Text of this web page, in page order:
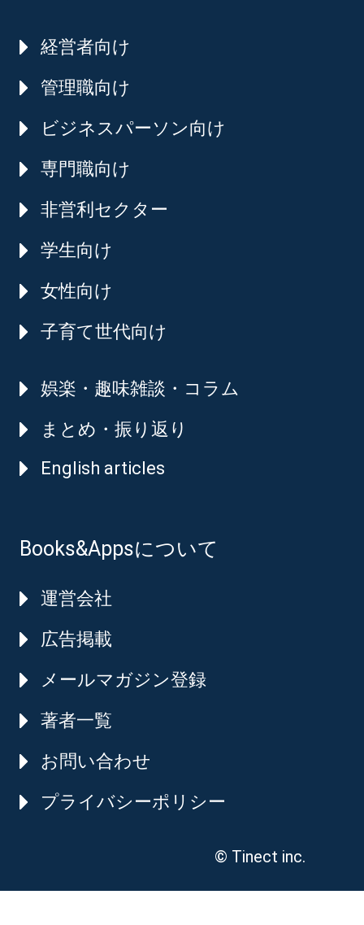
経営者向け
管理職向け
ビジネスパーソン向け
専門職向け
非営利セクター
学生向け
女性向け
子育て世代向け
娯楽・趣味雑談・コラム
まとめ・振り返り
English articles
Books&Appsについて
運営会社
広告掲載
メールマガジン登録
著者一覧
お問い合わせ
プライバシーポリシー
© Tinect inc.